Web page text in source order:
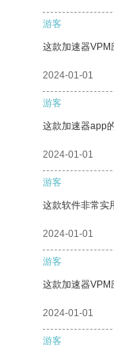
游客
这款加速器VPM
2024-01-01
游客
这款加速器app
2024-01-01
游客
这款软件非常实
2024-01-01
游客
这款加速器VPM
2024-01-01
游客